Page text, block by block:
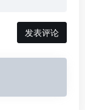
发表评论